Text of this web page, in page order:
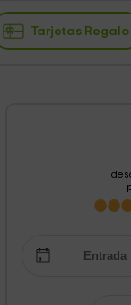
Tarjetas Regalo